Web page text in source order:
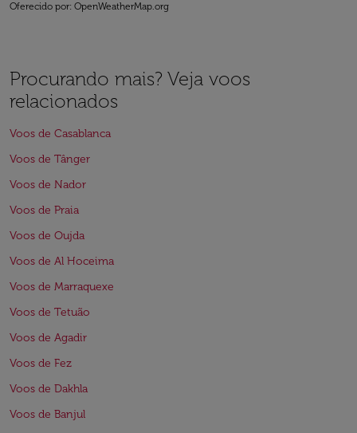
Oferecido por: OpenWeatherMap.org
Procurando mais? Veja voos
relacionados
Voos de Casablanca
Voos de Tânger
Voos de Nador
Voos de Praia
Voos de Oujda
Voos de Al Hoceima
Voos de Marraquexe
Voos de Tetuão
Voos de Agadir
Voos de Fez
Voos de Dakhla
Voos de Banjul